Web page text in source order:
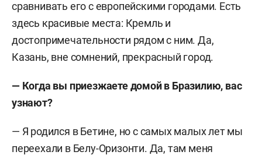
сравнивать его с европейскими городами. Есть
здесь красивые места: Кремль и
достопримечательности рядом с ним. Да,
Казань, вне сомнений, прекрасный город.
— Когда вы приезжаете домой в Бразилию, вас
узнают?
— Я родился в Бетине, но с самых малых лет мы
переехали в Белу-Оризонти. Да, там меня